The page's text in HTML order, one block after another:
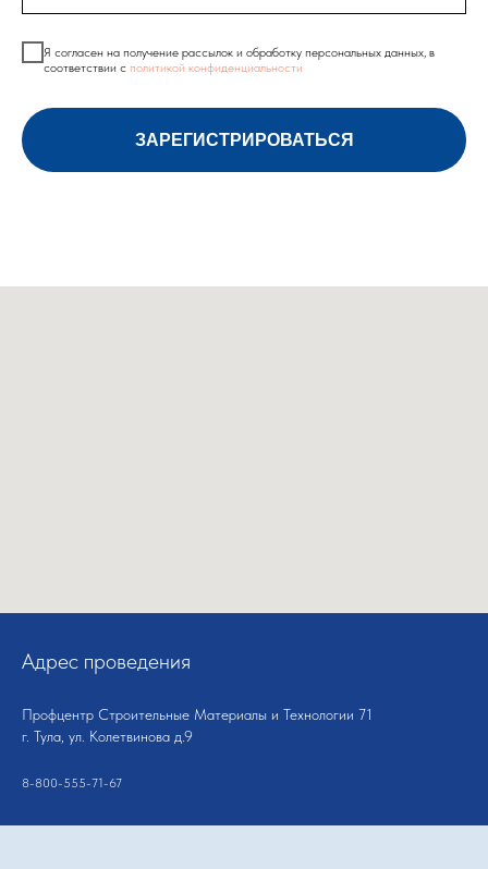
Я согласен на получение рассылок и обработку персональных данных, в
соответствии с политикой конфиденциальности
ЗАРЕГИСТРИРОВАТЬСЯ
Адрес проведения
Профцентр Строительные Материалы и Технологии 71
г. Тула, ул. Колетвинова д.9
8-800-555-71-67